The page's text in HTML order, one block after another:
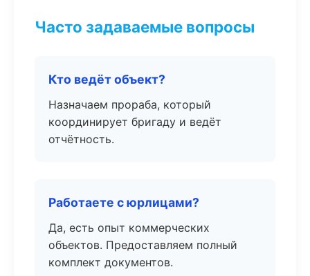
Часто задаваемые вопросы
Кто ведёт объект?
Назначаем прораба, который
координирует бригаду и ведёт
отчётность.
Работаете с юрлицами?
Да, есть опыт коммерческих
объектов. Предоставляем полный
комплект документов.